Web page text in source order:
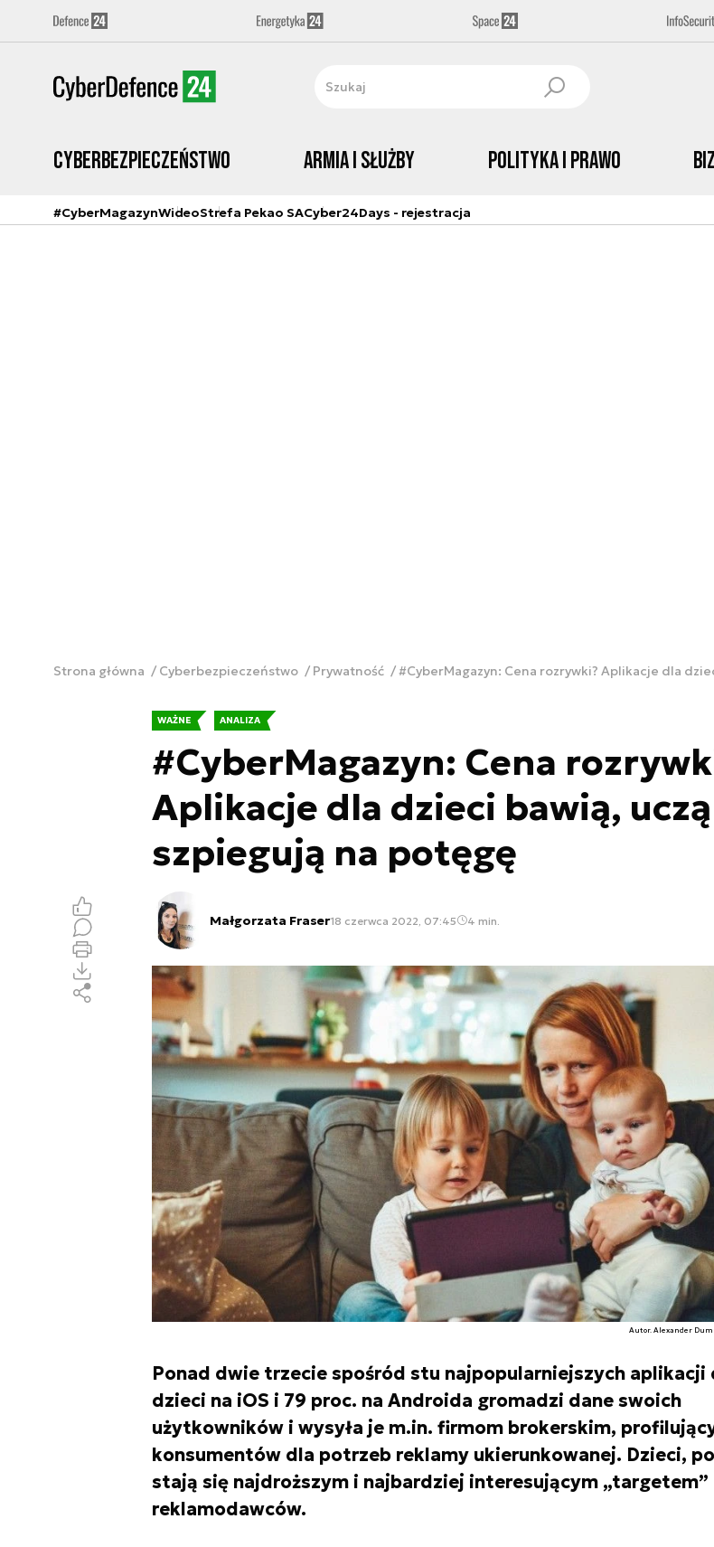
Cyberbezpieczeństwo Armia i Służby Polityka i prawo
#CyberMagazynWideoStrefa Pekao SACyber24Days - rejestracja
Strona główna Cyberbezpieczeństwo Prywatność #CyberMagazyn: Cena rozrywki? Aplikacje dla
WAŻNE ANALIZA
#CyberMagazyn: Cena
Aplikacje dla dzieci bawią,
szpiegują na potęgę
Małgorzata Fraser18 czerwca 2022, 07:45 4 min.
Autor. Alexander
Ponad dwie trzecie spośród stu najpopularniejszych aplikacji
dzieci na iOS i 79 proc. na Androida gromadzi dane swoich
użytkowników i wysyła je m.in. firmom brokerskim,
konsumentów dla potrzeb reklamy ukierunkowanej. Dzieci,
stają się najdroższym i najbardziej interesującym „targetem”
reklamodawców.